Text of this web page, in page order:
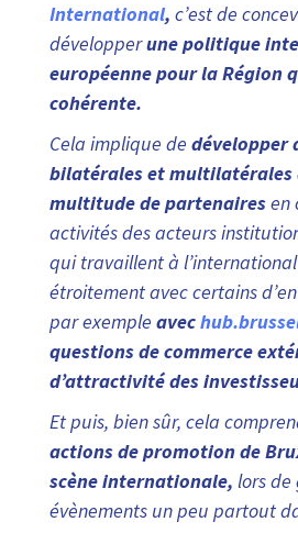
International, c’est de
développerune politique
européenne pour la Région
cohérente.
Cela implique de développer
bilatérales et multilatérales
multitude de partenairesen
activités des acteurs
qui travaillent à
étroitement avec certains
par exemple avec
questions de commerce
d’attractivité des
Et puis, bien sûr, cela
actions de promotion de
scène internationale, lors de
évènements un peu partout